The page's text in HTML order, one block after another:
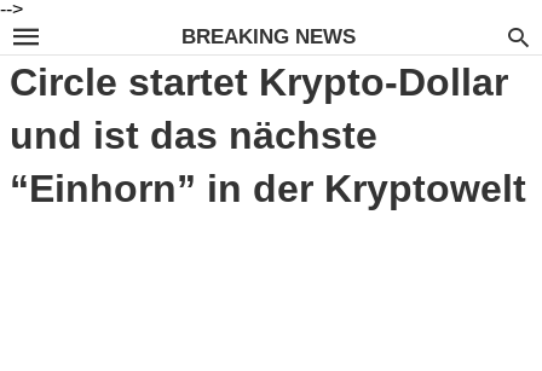
-->
BREAKING NEWS
Circle startet Krypto-Dollar
und ist das nächste
“Einhorn” in der Kryptowelt